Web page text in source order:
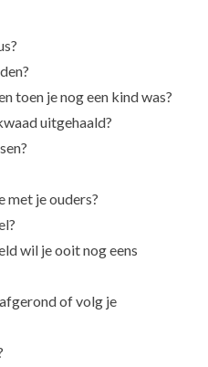
toen je nog een kind was?
uitgehaald?
met je ouders?
wil je ooit nog eens
of volg je